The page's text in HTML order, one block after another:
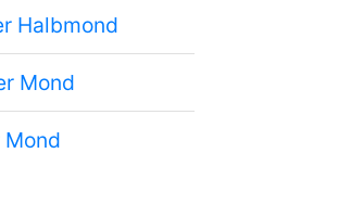
Halbmond
Mond
Mond